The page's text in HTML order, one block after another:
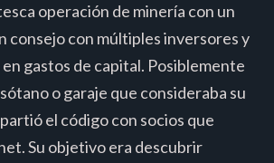
operación de minería con un
consejo con múltiples inversores y
gastos de capital. Posiblemente
o garaje que consideraba su
el código con socios que
Su objetivo era descubrir